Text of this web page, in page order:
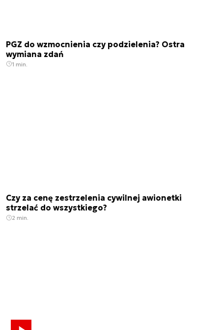
PGZ do wzmocnienia czy podzielenia? Ostra
wymiana zdań
1 min.
Czy za cenę zestrzelenia cywilnej awionetki
strzelać do wszystkiego?
2 min.